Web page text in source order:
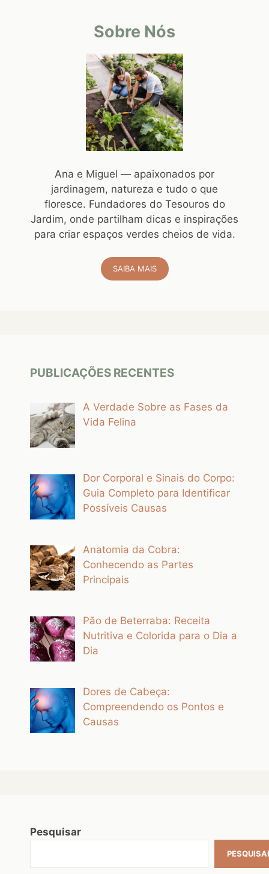
Sobre Nós
Ana e Miguel — apaixonados por
jardinagem, natureza e tudo o que
floresce. Fundadores do Tesouros do
Jardim, onde partilham dicas e inspirações
para criar espaços verdes cheios de vida.
SAIBA MAIS
PUBLICAÇÕES RECENTES
A Verdade Sobre as Fases da
Vida Felina
Dor Corporal e Sinais do Corpo:
Guia Completo para Identificar
Possíveis Causas
Anatomia da Cobra:
Conhecendo as Partes
Principais
Pão de Beterraba: Receita
Nutritiva e Colorida para o Dia a
Dia
Dores de Cabeça:
Compreendendo os Pontos e
Causas
Pesquisar